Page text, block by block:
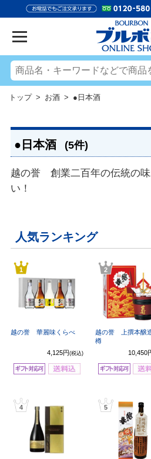
トップ> お酒 > ●日本酒
●日本酒 (5件)
越の誉 創業二百年の伝統の味
い！
人気ランキング
1
越の誉 華麗味くらべ
4,125円 (税込)
2
越の誉 上撰本醸
樽
10,450
4 5